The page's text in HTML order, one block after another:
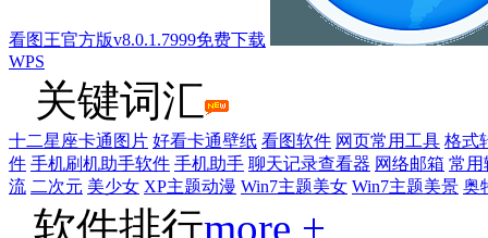
看图王官方版v8.0.1.7999免费下载
WPS
关键词汇
十二星座卡通图片 好看卡通壁纸 看图软件 网页常用工具 格式
件 手机刷机助手软件 手机助手 聊天记录查看器 网络邮箱 常用
流 二次元 美少女 XP主题动漫 Win7主题美女 Win7主题美景 奥
软件排行more +